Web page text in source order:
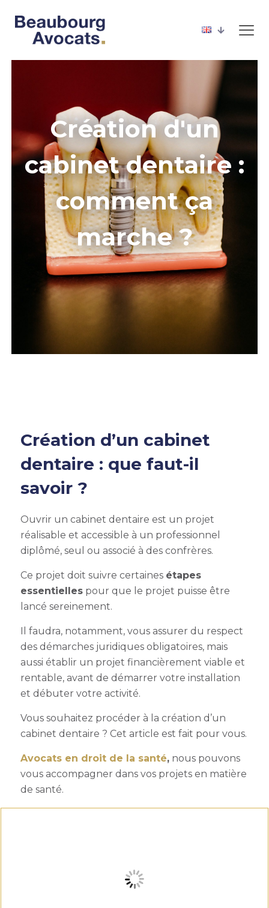
Création d'un
cabinet dentaire :
comment ça
marche ?
Création d’un cabinet
dentaire : que faut-il
savoir ?
Ouvrir un cabinet dentaire est un projet
réalisable et accessible à un professionnel
diplômé, seul ou associé à des confrères.
Ce projet doit suivre certaines étapes
essentiellespour que le projet puisse être
lancé sereinement.
Il faudra, notamment, vous assurer du respect
des démarches juridiques obligatoires, mais
aussi établir un projet financièrement viable et
rentable, avant de démarrer votre installation
et débuter votre activité.
Vous souhaitez procéder à la création d’un
cabinet dentaire ? Cet article est fait pour vous.
Avocats en droit de la santé,nous pouvons
vous accompagner dans vos projets en matière
de santé.